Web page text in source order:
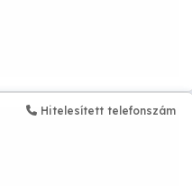
Hitelesített telefonszám